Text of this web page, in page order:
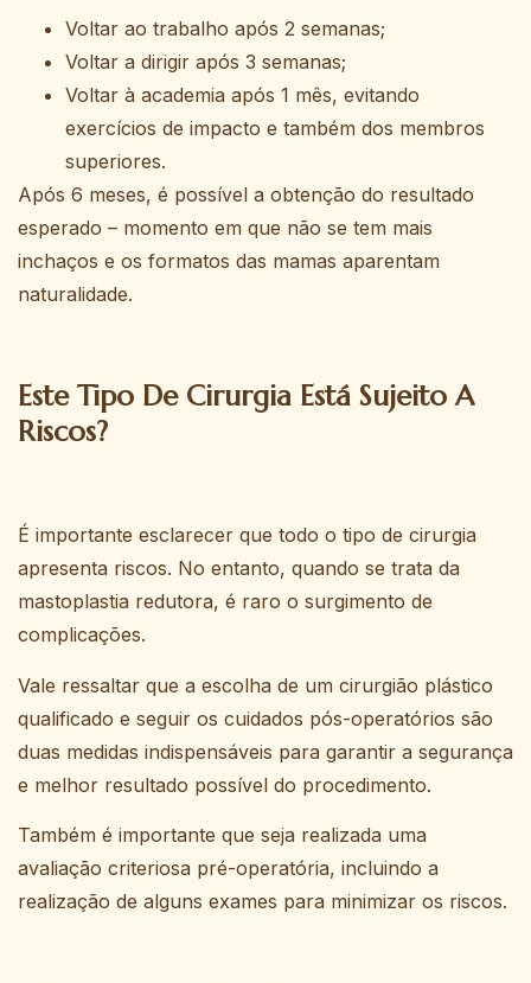
Voltar ao trabalho após 2 semanas;
Voltar a dirigir após 3 semanas;
Voltar à academia após 1 mês, evitando
exercícios de impacto e também dos membros
superiores.
Após 6 meses, é possível a obtenção do resultado
esperado – momento em que não se tem mais
inchaços e os formatos das mamas aparentam
naturalidade.
Este Tipo De Cirurgia Está Sujeito A
Riscos?
É importante esclarecer que todo o tipo de cirurgia
apresenta riscos. No entanto, quando se trata da
mastoplastia redutora, é raro o surgimento de
complicações.
Vale ressaltar que a escolha de um cirurgião plástico
qualificado e seguir os cuidados pós-operatórios são
duas medidas indispensáveis para garantir a segurança
e melhor resultado possível do procedimento.
Também é importante que seja realizada uma
avaliação criteriosa pré-operatória, incluindo a
realização de alguns exames para minimizar os riscos.